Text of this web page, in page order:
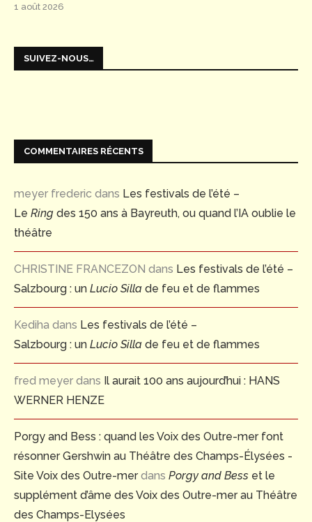
1 août 2026
SUIVEZ-NOUS…
COMMENTAIRES RÉCENTS
meyer frederic dans Les festivals de l’été –
Le Ring des 150 ans à Bayreuth, ou quand l’IA oublie le
théâtre
CHRISTINE FRANCEZON dans Les festivals de l’été –
Salzbourg : un Lucio Silla de feu et de flammes
Kediha dans Les festivals de l’été –
Salzbourg : un Lucio Silla de feu et de flammes
fred meyer dans Il aurait 100 ans aujourd’hui : HANS
WERNER HENZE
Porgy and Bess : quand les Voix des Outre-mer font
résonner Gershwin au Théâtre des Champs-Élysées -
Site Voix des Outre-merdans Porgy and Bess et le
supplément d’âme des Voix des Outre-mer au Théâtre
des Champs-Elysées